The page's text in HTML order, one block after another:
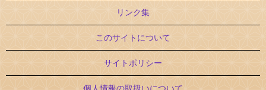
リンク集
このサイトについて
サイトポリシー